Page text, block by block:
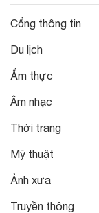
Cổng thông tin
Du lịch
Ẩm thực
Âm nhạc
Thời trang
Mỹ thuật
Ảnh xưa
Truyền thông